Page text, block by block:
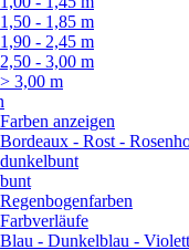
1,50 - 1,85 m
1,90 - 2,45 m
2,50 - 3,00 m
> 3,00 m
Farben anzeigen
Bordeaux - Rost -
dunkelbunt
bunt
Regenbogenfarben
Farbverläufe
Blau - Dunkelblau - Violett